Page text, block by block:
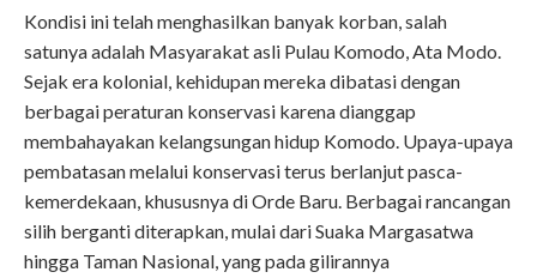
Kondisi ini telah menghasilkan banyak korban, salah
satunya adalah Masyarakat asli Pulau Komodo, Ata Modo.
Sejak era kolonial, kehidupan mereka dibatasi dengan
berbagai peraturan konservasi karena dianggap
membahayakan kelangsungan hidup Komodo. Upaya-upaya
pembatasan melalui konservasi terus berlanjut pasca-
kemerdekaan, khususnya di Orde Baru. Berbagai rancangan
silih berganti diterapkan, mulai dari Suaka Margasatwa
hingga Taman Nasional, yang pada gilirannya